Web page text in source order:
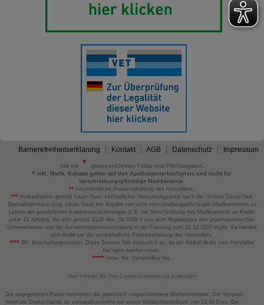
Barrierefreiheitserklärung Kontakt AGB Datenschutz Impressum
Alle mit
gekennzeichneten Felder sind Pflichtangaben.
*inkl. MwSt. Rabatte gelten auf den Apothekenverkaufspreis und nicht für
verschreibungspflichtige Medikamente.
** Unverbindliche Preisempfehlung des Herstellers.
*** Verkaufspreis gemäß Lauer-Taxe; verbindlicher Abrechnungspreis nach der Großen Deutschen
Spezialitätentaxe (sog. Lauer-Taxe) bei Abgabe von nicht verschreibungspflichtigen Medikamenten zu
Lasten der gesetzlichen Krankenversicherungen (z.B. bei Verschreibung des Medikaments an Kinder
unter 12 Jahren), die sich gemäß §129 Abs. 5a SGB V aus dem Abgabepreis des pharmazeutischen
Unternehmens und der Arzneimittelpreisverordnung in der Fassung zum 31.12.2003 ergibt. Es handelt
sich nicht um die unverbindliche Preisempfehlung des Herstellers.
****BK: Beschaffungskosten. Diese Summe fällt zusätzlich an, da der Artikel direkt vom Hersteller
bezogen werden muss.
*****verw. bis: Verwendbar bis.
Hier können Sie Ihre Cookie-Zustimmung widerrufen
Die angegebenen Preise beinhalten die gesetzlich vorgeschriebene Mehrwertsteuer. Der Versand
innerhalb Deutschlands ist versandkostenfrei bei einem Mindestbestellwert von 13,99 Euro. Bei